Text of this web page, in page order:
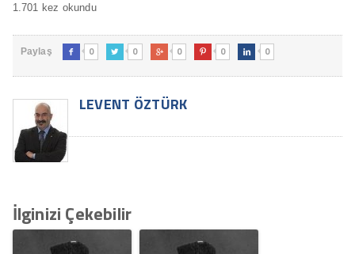
1.701 kez okundu
Paylaş  0  0  0  0  0
LEVENT ÖZTÜRK
İlginizi Çekebilir